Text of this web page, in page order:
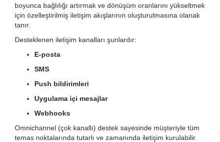
boyunca bağlılığı artırmak ve dönüşüm oranlarını yükseltmek
için özelleştirilmiş iletişim akışlarının oluşturulmasına olanak
tanır.
Desteklenen iletişim kanalları şunlardır:
E-posta
SMS
Push bildirimleri
Uygulama içi mesajlar
Webhooks
Omnichannel (çok kanallı) destek sayesinde müşteriyle tüm
temas noktalarında tutarlı ve zamanında iletişim kurulabilir.